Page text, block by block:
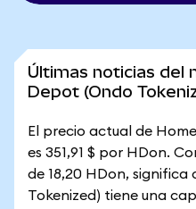
Últimas noticias del
Depot (Ondo
El precio actual de
es 351,91 $ por HDon.
de 18,20 HDon,
Tokenized) tiene una